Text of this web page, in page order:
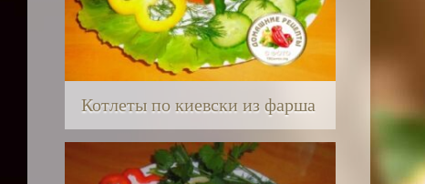
Котлеты по киевски из фарша